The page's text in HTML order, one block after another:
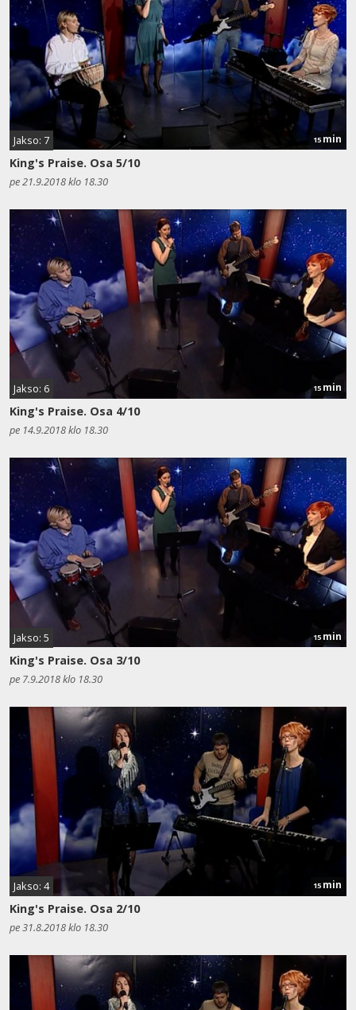
Jakso: 7 15 min
King's Praise. Osa 5/10
pe 21.9.2018 klo 18.30
Jakso: 6 15 min
King's Praise. Osa 4/10
pe 14.9.2018 klo 18.30
Jakso: 5 15 min
King's Praise. Osa 3/10
pe 7.9.2018 klo 18.30
Jakso: 4 15 min
King's Praise. Osa 2/10
pe 31.8.2018 klo 18.30